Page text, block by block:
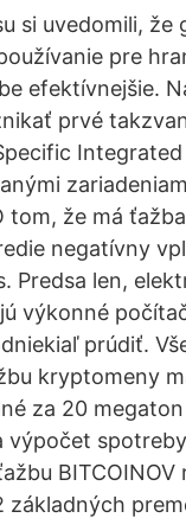
si uvedomili,
pre
efektívnejšie.
prvé
tom, že má
negatívny
Predsa len,
výkonné
prúdiť.
kryptomeny
za 20
výpočet
BITCOINOV
základných